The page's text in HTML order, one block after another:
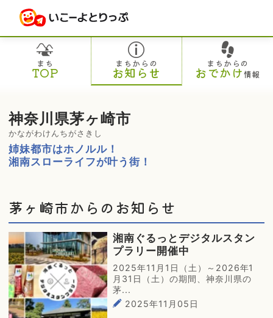
まち
TOP
まちからの
お知らせ
まちからの
おでかけ情報
神奈川県茅ヶ崎市
かながわけんちがさきし
姉妹都市はホノルル！
湘南スローライフが叶う街！
茅ヶ崎市からのお知らせ
湘南ぐるっとデジタルスタン
プラリー開催中
2025年11月1日（土）～2026年1
月31日（土）の期間、神奈川県の
茅...
2025年11月05日